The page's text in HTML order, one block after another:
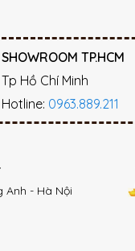
SHOWROOM TP.HCM
Tp Hồ Chí Minh
Hotline: 0963.889.211
Anh - Hà Nội